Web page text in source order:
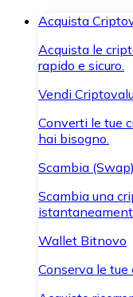
Acquista
Acquista le
rapido e sicuro.
Vendi
Converti le tue
hai bisogno.
Scambia (Swap)
Scambia una
Wallet Bitnovo
Conserva le